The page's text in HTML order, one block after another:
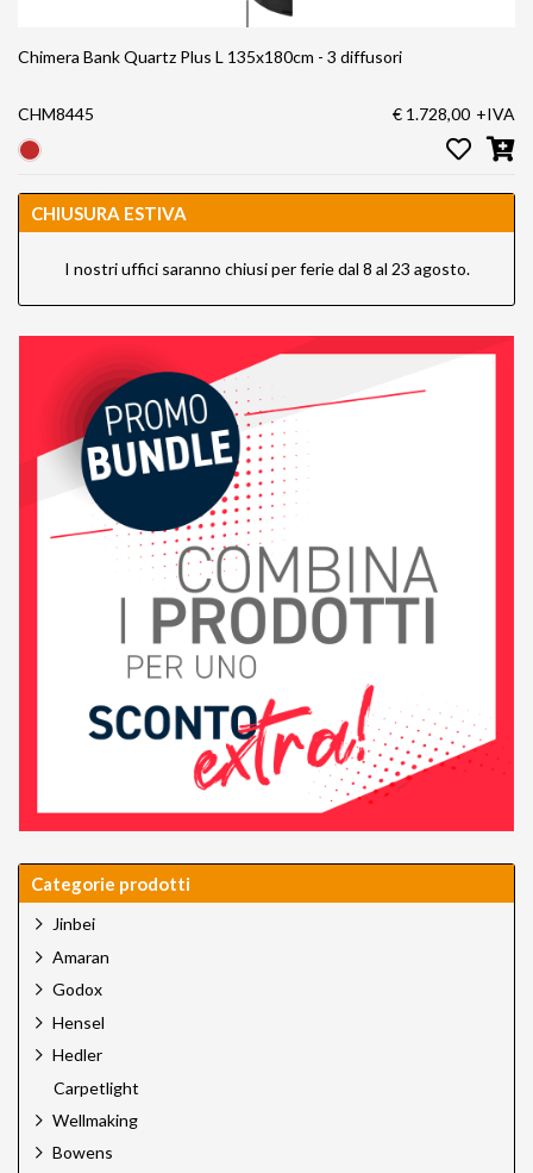
Chimera Bank Quartz Plus L 135x180cm - 3 diffusori
CHM8445 € 1.728,00 +IVA
CHIUSURA ESTIVA
I nostri uffici saranno chiusi per ferie dal 8 al 23 agosto.
Categorie prodotti
Jinbei
Amaran
Godox
Hensel
Hedler
Carpetlight
Wellmaking
Bowens